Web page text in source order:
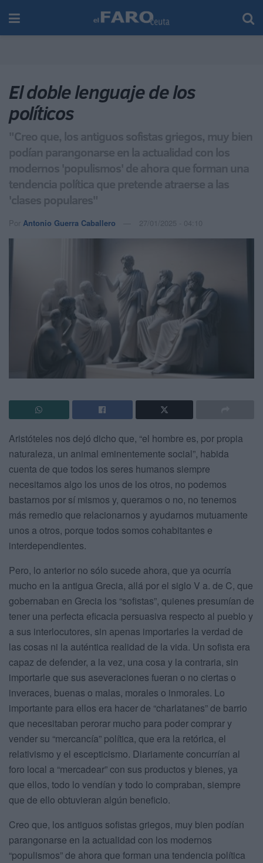
El doble lenguaje de los
políticos
"Creo que, los antiguos sofistas griegos, muy bien
podían parangonarse en la actualidad con los
modernos 'populismos' de ahora que forman una
tendencia política que pretende atraerse a las
'clases populares"
Por Antonio Guerra Caballero 27/01/2025 - 04:10
Aristóteles nos dejó dicho que, “el hombre es, por propia
naturaleza, un animal eminentemente social”, habida
cuenta de que todos los seres humanos siempre
necesitamos algo los unos de los otros, no podemos
bastarnos por sí mismos y, queramos o no, no tenemos
más remedio que relacionarnos y ayudarnos mutuamente
unos a otros, porque todos somos cohabitantes e
interdependientes.
Pero, lo anterior no sólo sucede ahora, que ya ocurría
mucho en la antigua Grecia, allá por el siglo V a. de C, que
gobernaban en Grecia los “sofistas”, quienes presumían de
tener una perfecta eficacia persuasiva respecto al pueblo y
a sus interlocutores, sin apenas importarles la verdad de
las cosas ni la auténtica realidad de la vida. Un sofista era
capaz de defender, a la vez, una cosa y la contraria, sin
importarle que sus aseveraciones fueran o no ciertas o
inveraces, buenas o malas, morales o inmorales. Lo
importante para ellos era hacer de “charlatanes” de barrio
que necesitaban perorar mucho para poder comprar y
vender su “mercancía” política, que era la retórica, el
relativismo y el escepticismo. Diariamente concurrían al
foro local a “mercadear” con sus productos y bienes, ya
que ellos, todo lo vendían y todo lo compraban, siempre
que de ello obtuvieran algún beneficio.
Creo que, los antiguos sofistas griegos, muy bien podían
parangonarse en la actualidad con los modernos
“populismos” de ahora que forman una tendencia política